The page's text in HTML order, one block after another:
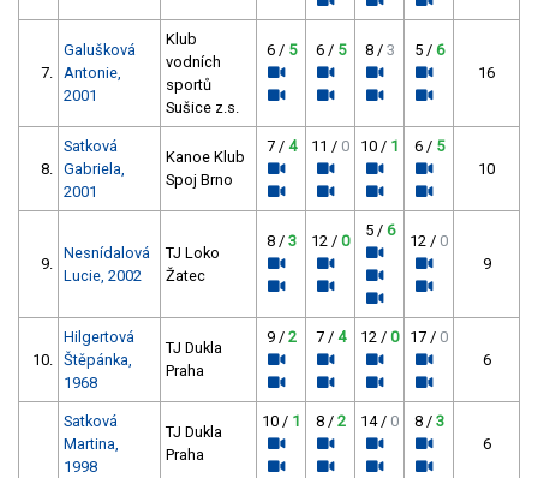
7.
Galušková
Antonie,
2001
Klub
vodních
sportů
Sušice z.s.
6 / 5 6 / 5 8 / 3 5 / 6
16
8.
Satková
Gabriela,
2001
Kanoe Klub
Spoj Brno
7 / 4 11 / 0 10 / 1 6 / 5
10
9.
Nesnídalová
Lucie, 2002
TJ Loko
Žatec
8 / 3 12 / 0
5 / 6
12 / 0
9
10.
Hilgertová
Štěpánka,
1968
TJ Dukla
Praha
9 / 2 7 / 4 12 / 0 17 / 0
6
Satková
Martina,
1998
TJ Dukla
Praha
10 / 1 8 / 2 14 / 0 8 / 3
6